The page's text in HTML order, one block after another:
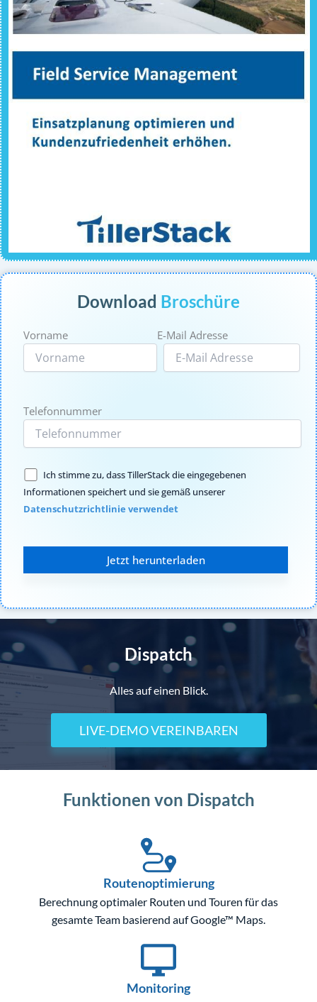
Download Broschüre
Vorname E-Mail Adresse
Telefonnummer
Ich stimme zu, dass TillerStack die eingegebenen
Informationen speichert und sie gemäß unserer
Datenschutzrichtlinie verwendet
Dispatch
Alles auf einen Blick.
LIVE-DEMO VEREINBAREN
Funktionen von Dispatch
Routenoptimierung
Berechnung optimaler Routen und Touren für das
gesamte Team basierend auf Google™ Maps.
Monitoring